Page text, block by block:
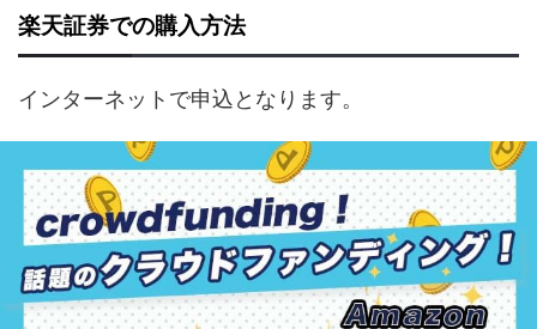
楽天証券での購入方法
インターネットで申込となります。